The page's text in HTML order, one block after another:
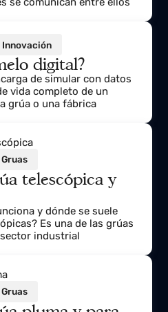
forma en que los
se comunican entre ellos
Innovación
de simular con datos
vida completo de un
grúa o una fábrica
Gruas
telescópica y
y dónde se suele
Es una de las grúas
sector industrial